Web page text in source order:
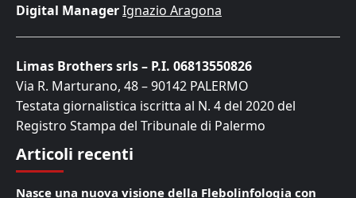
Digital ManagerIgnazio Aragona
Limas Brothers srls – P.I. 06813550826
Via R. Marturano, 48 – 90142 PALERMO
Testata giornalistica iscritta al N. 4 del 2020 del
Registro Stampa del Tribunale di Palermo
Articoli recenti
Nasce una nuova visione della Flebolinfologia con